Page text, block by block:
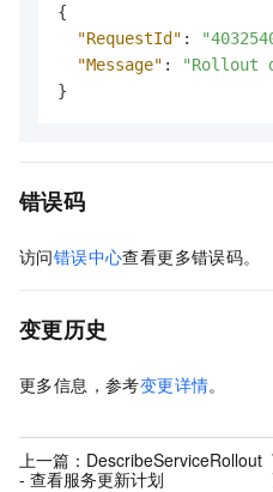
{
"RequestId" :
"Message" :
"Rollout
}
错误码
访问错误中心查看更多错误码。
变更历史
更多信息，参考变更详情。
上一篇： DescribeServiceRollout
- 查看服务更新计划